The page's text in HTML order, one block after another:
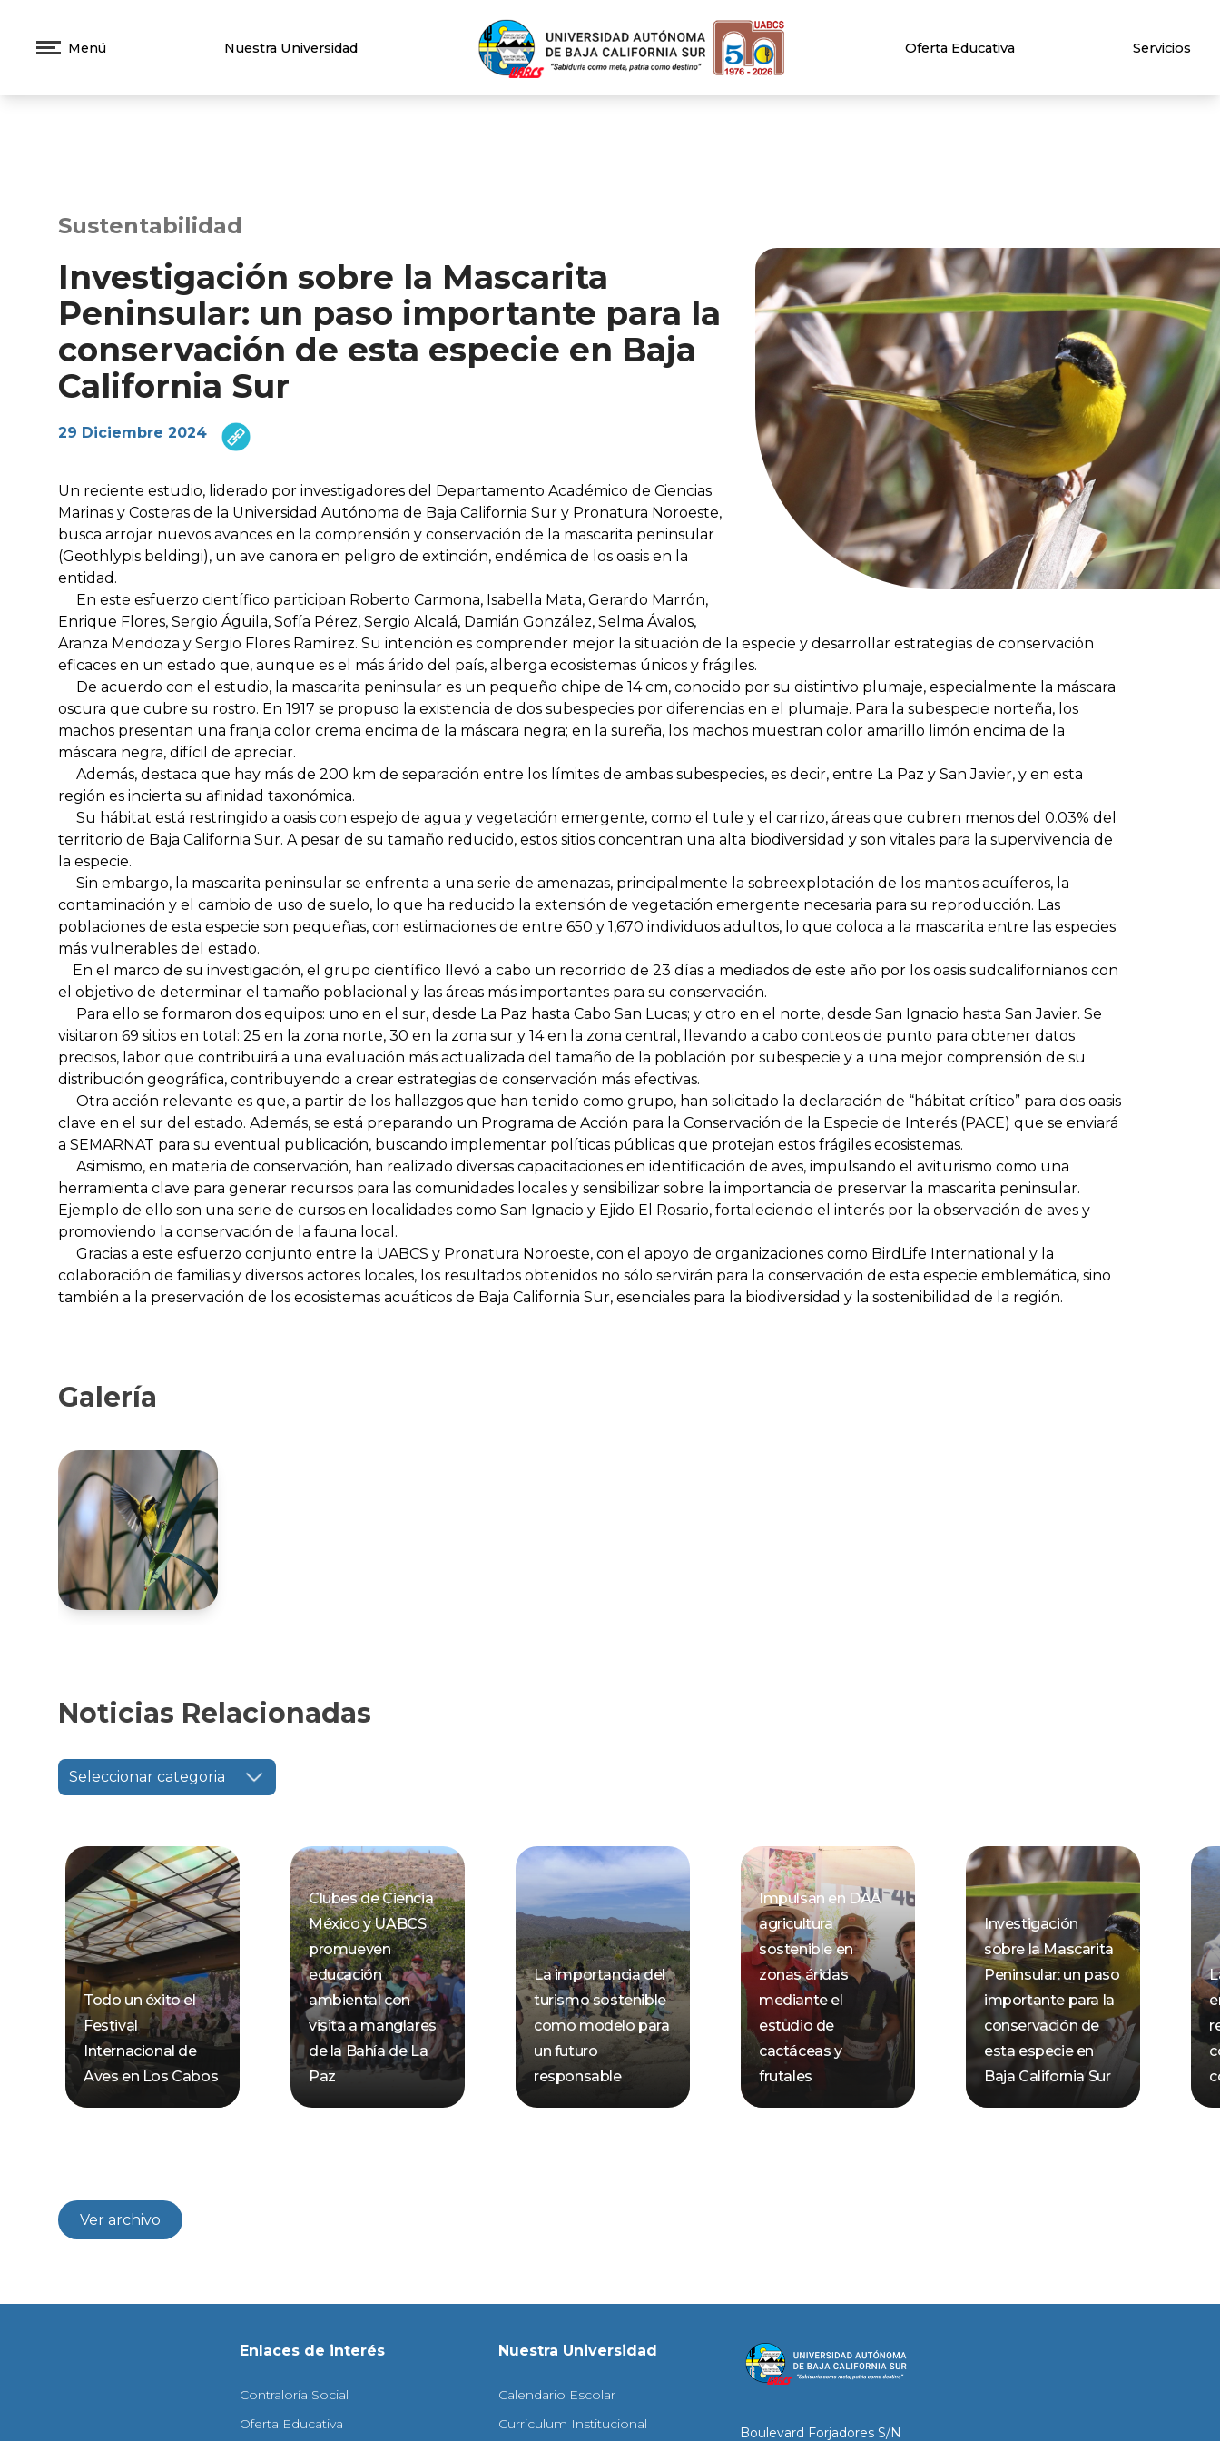
Menú Nuestra Universidad Oferta Educativa Servicios
Sustentabilidad
Investigación sobre la Mascarita
Peninsular: un paso importante para la
conservación de esta especie en Baja
California Sur
29 Diciembre 2024
Un reciente estudio, liderado por investigadores del Departamento Académico de Ciencias
Marinas y Costeras de la Universidad Autónoma de Baja California Sur y Pronatura Noroeste,
busca arrojar nuevos avances en la comprensión y conservación de la mascarita peninsular
(Geothlypis beldingi), un ave canora en peligro de extinción, endémica de los oasis en la
entidad.
En este esfuerzo científico participan Roberto Carmona, Isabella Mata, Gerardo Marrón,
Enrique Flores, Sergio Águila, Sofía Pérez, Sergio Alcalá, Damián González, Selma Ávalos,
Aranza Mendoza y Sergio Flores Ramírez. Su intención es comprender mejor la situación de la especie y desarrollar estrategias de conservación
eficaces en un estado que, aunque es el más árido del país, alberga ecosistemas únicos y frágiles.
De acuerdo con el estudio, la mascarita peninsular es un pequeño chipe de 14 cm, conocido por su distintivo plumaje, especialmente la máscara
oscura que cubre su rostro. En 1917 se propuso la existencia de dos subespecies por diferencias en el plumaje. Para la subespecie norteña, los
machos presentan una franja color crema encima de la máscara negra; en la sureña, los machos muestran color amarillo limón encima de la
máscara negra, difícil de apreciar.
Además, destaca que hay más de 200 km de separación entre los límites de ambas subespecies, es decir, entre La Paz y San Javier, y en esta
región es incierta su afinidad taxonómica.
Su hábitat está restringido a oasis con espejo de agua y vegetación emergente, como el tule y el carrizo, áreas que cubren menos del 0.03% del
territorio de Baja California Sur. A pesar de su tamaño reducido, estos sitios concentran una alta biodiversidad y son vitales para la supervivencia de
la especie.
Sin embargo, la mascarita peninsular se enfrenta a una serie de amenazas, principalmente la sobreexplotación de los mantos acuíferos, la
contaminación y el cambio de uso de suelo, lo que ha reducido la extensión de vegetación emergente necesaria para su reproducción. Las
poblaciones de esta especie son pequeñas, con estimaciones de entre 650 y 1,670 individuos adultos, lo que coloca a la mascarita entre las especies
más vulnerables del estado.
En el marco de su investigación, el grupo científico llevó a cabo un recorrido de 23 días a mediados de este año por los oasis sudcalifornianos con
el objetivo de determinar el tamaño poblacional y las áreas más importantes para su conservación.
Para ello se formaron dos equipos: uno en el sur, desde La Paz hasta Cabo San Lucas; y otro en el norte, desde San Ignacio hasta San Javier. Se
visitaron 69 sitios en total: 25 en la zona norte, 30 en la zona sur y 14 en la zona central, llevando a cabo conteos de punto para obtener datos
precisos, labor que contribuirá a una evaluación más actualizada del tamaño de la población por subespecie y a una mejor comprensión de su
distribución geográfica, contribuyendo a crear estrategias de conservación más efectivas.
Otra acción relevante es que, a partir de los hallazgos que han tenido como grupo, han solicitado la declaración de “hábitat crítico” para dos oasis
clave en el sur del estado. Además, se está preparando un Programa de Acción para la Conservación de la Especie de Interés (PACE) que se enviará
a SEMARNAT para su eventual publicación, buscando implementar políticas públicas que protejan estos frágiles ecosistemas.
Asimismo, en materia de conservación, han realizado diversas capacitaciones en identificación de aves, impulsando el aviturismo como una
herramienta clave para generar recursos para las comunidades locales y sensibilizar sobre la importancia de preservar la mascarita peninsular.
Ejemplo de ello son una serie de cursos en localidades como San Ignacio y Ejido El Rosario, fortaleciendo el interés por la observación de aves y
promoviendo la conservación de la fauna local.
Gracias a este esfuerzo conjunto entre la UABCS y Pronatura Noroeste, con el apoyo de organizaciones como BirdLife International y la
colaboración de familias y diversos actores locales, los resultados obtenidos no sólo servirán para la conservación de esta especie emblemática, sino
también a la preservación de los ecosistemas acuáticos de Baja California Sur, esenciales para la biodiversidad y la sostenibilidad de la región.
Galería
Noticias Relacionadas
Seleccionar categoria
Todo un éxito el
Festival
Internacional de
Aves en Los Cabos
Clubes de Ciencia
México y UABCS
promueven
educación
ambiental con
visita a manglares
de la Bahía de La
Paz
La importancia del
turismo sostenible
como modelo para
un futuro
responsable
Impulsan en DAA
agricultura
sostenible en
zonas áridas
mediante el
estudio de
cactáceas y
frutales
Investigación
sobre la Mascarita
Peninsular: un paso
importante para la
conservación de
esta especie en
Baja California Sur
Ver archivo
Enlaces de interés
Contraloría Social
Oferta Educativa
Nuestra Universidad
Calendario Escolar
Curriculum Institucional
Boulevard Forjadores S/N